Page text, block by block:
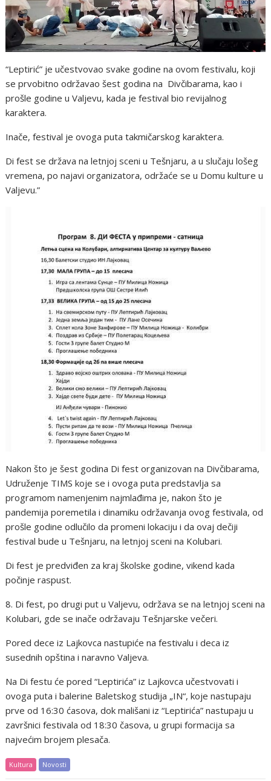
“Leptirić” je učestvovao svake godine na ovom festivalu, koji
se prvobitno održavao šest godina na Divčibarama, kao i
prošle godine u Valjevu, kada je festival bio revijalnog
karaktera.
Inače, festival je ovoga puta takmičarskog karaktera.
Di fest se država na letnjoj sceni u Tešnjaru, a u slučaju lošeg
vremena, po najavi organizatora, održaće se u Domu kulture u
Valjevu.”
Nakon što je šest godina Di fest organizovan na Divčibarama,
Udruženje TIMS koje se i ovoga puta predstavlja sa
programom namenjenim najmlađima je, nakon što je
pandemija poremetila i dinamiku održavanja ovog festivala, od
prošle godine odlučilo da promeni lokaciju i da ovaj dečiji
festival bude u Tešnjaru, na letnjoj sceni na Kolubari.
Di fest je predviđen za kraj školske godine, vikend kada
počinje raspust.
8. Di fest, po drugi put u Valjevu, održava se na letnjoj sceni na
Kolubari, gde se inače održavaju Tešnjarske večeri.
Pored dece iz Lajkovca nastupiće na festivalu i deca iz
susednih opština i naravno Valjeva.
Na Di festu će pored “Leptirića” iz Lajkovca učestvovati i
ovoga puta i balerine Baletskog studija „IN“, koje nastupaju
prve od 16:30 ćasova, dok mališani iz “Leptirića” nastupaju u
završnici festivala od 18:30 časova, u grupi formacija sa
najvećim brojem plesača.
Kultura Novosti